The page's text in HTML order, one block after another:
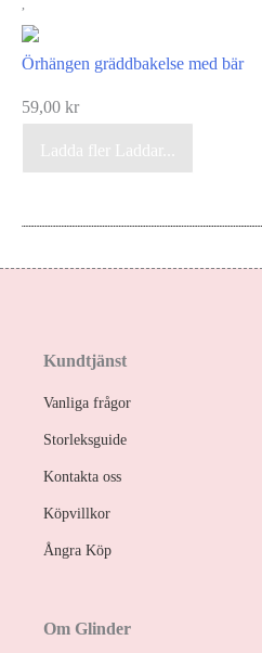
Örhängen gräddbakelse med bär
59,00 kr
Ladda fler Laddar...
Kundtjänst
Vanliga frågor
Storleksguide
Kontakta oss
Köpvillkor
Ångra Köp
Om Glinder